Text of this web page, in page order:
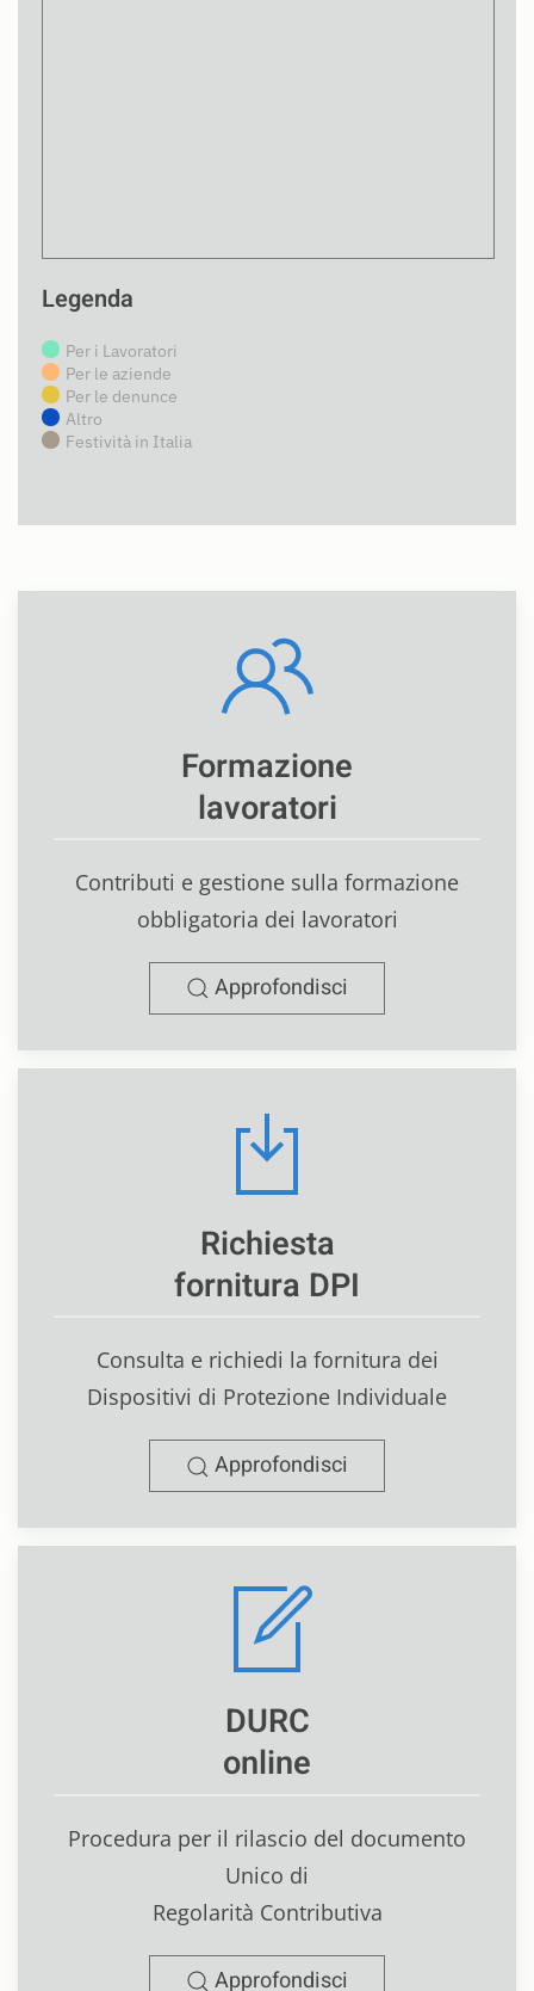
Legenda
Per i Lavoratori
Per le aziende
Per le denunce
Altro
Festività in Italia
Formazione
lavoratori
Contributi e gestione sulla formazione
obbligatoria dei lavoratori
Approfondisci
Richiesta
fornitura DPI
Consulta e richiedi la fornitura dei
Dispositivi di Protezione Individuale
Approfondisci
DURC
online
Procedura per il rilascio del documento
Unico di
Regolarità Contributiva
Approfondisci